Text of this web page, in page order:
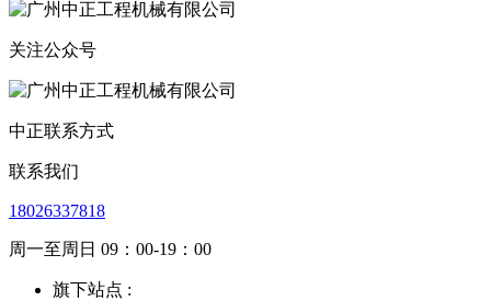
关注公众号
中正联系方式
联系我们
18026337818
周一至周日 09：00-19：00
旗下站点 :